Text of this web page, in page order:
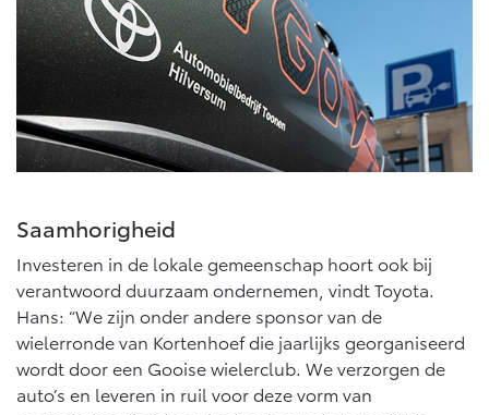
Saamhorigheid
Investeren in de lokale gemeenschap hoort ook bij
verantwoord duurzaam ondernemen, vindt Toyota.
Hans: “We zijn onder andere sponsor van de
wielerronde van Kortenhoef die jaarlijks georganiseerd
wordt door een Gooise wielerclub. We verzorgen de
auto’s en leveren in ruil voor deze vorm van